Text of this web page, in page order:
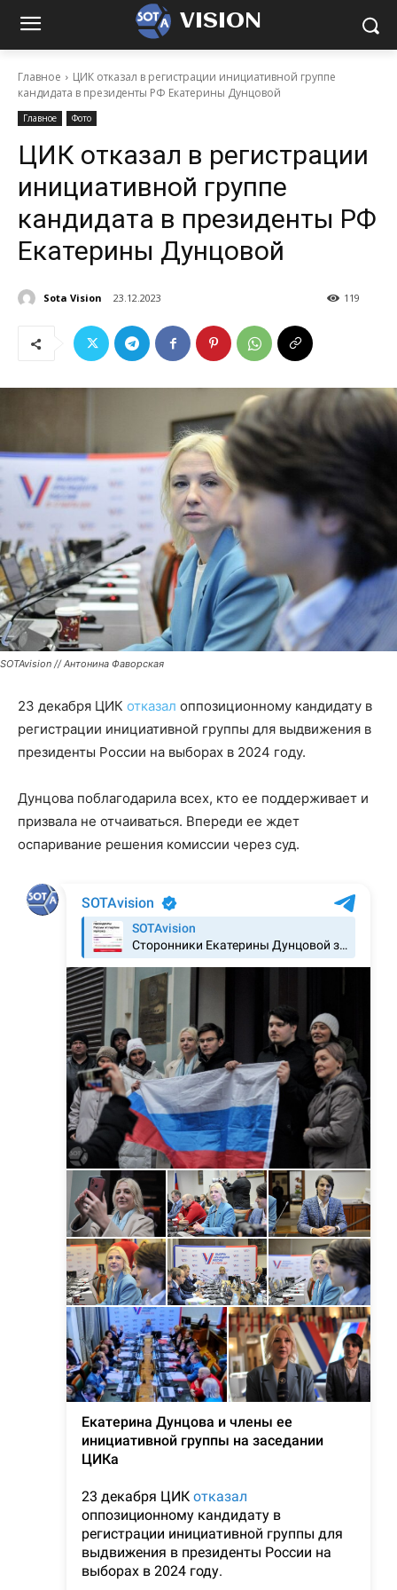
VISION
Главное
ЦИК отказал в регистрации инициативной группе
кандидата в президенты РФ Екатерины Дунцовой
Главное Фото
ЦИК отказал в регистрации
инициативной группе
кандидата в президенты РФ
Екатерины Дунцовой
Sota Vision 23.12.2023 119
SOTAvision // Антонина Фаворская
23 декабря ЦИК отказал оппозиционному кандидату в
регистрации инициативной группы для выдвижения в
президенты России на выборах в 2024 году.
Дунцова поблагодарила всех, кто ее поддерживает и
призвала не отчаиваться. Впереди ее ждет
оспаривание решения комиссии через суд.